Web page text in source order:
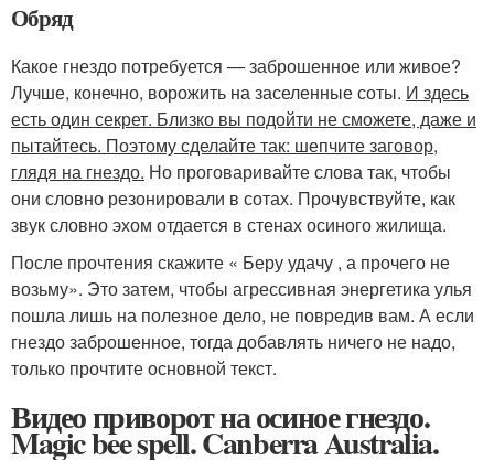
Обряд
Какое гнездо потребуется — заброшенное или живое?
Лучше, конечно, ворожить на заселенные соты. И здесь
есть один секрет. Близко вы подойти не сможете, даже и
пытайтесь. Поэтому сделайте так: шепчите заговор,
глядя на гнездо. Но проговаривайте слова так, чтобы
они словно резонировали в сотах. Прочувствуйте, как
звук словно эхом отдается в стенах осиного жилища.
После прочтения скажите « Беру удачу , а прочего не
возьму». Это затем, чтобы агрессивная энергетика улья
пошла лишь на полезное дело, не повредив вам. А если
гнездо заброшенное, тогда добавлять ничего не надо,
только прочтите основной текст.
Видео приворот на осиное гнездо.
Magic bee spell. Canberra Australia.